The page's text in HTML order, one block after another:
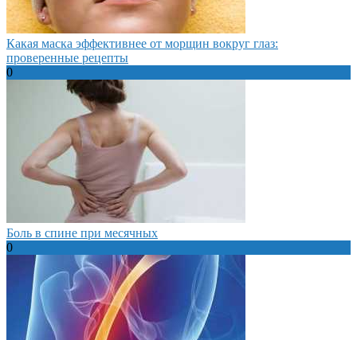
Какая маска эффективнее от морщин вокруг глаз:
проверенные рецепты
0
Боль в спине при месячных
0